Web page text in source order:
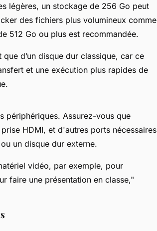
légères, un stockage de 256 Go peut
des fichiers plus volumineux comme
512 Go ou plus est recommandée.
d’un disque dur classique, car ce
et une exécution plus rapides de
périphériques. Assurez-vous que
HDMI, et d'autres ports nécessaires
un disque dur externe.
vidéo, par exemple, pour
faire une présentation en classe,"